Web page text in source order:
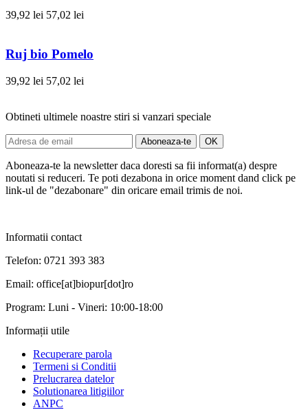
39,92 lei 57,02 lei
Ruj bio Pomelo
39,92 lei 57,02 lei
Obtineti ultimele noastre stiri si vanzari speciale
Aboneaza-te la newsletter daca doresti sa fii informat(a) despre
noutati si reduceri. Te poti dezabona in orice moment dand click pe
link-ul de "dezabonare" din oricare email trimis de noi.
Informatii contact
Telefon: 0721 393 383
Email: office[at]biopur[dot]ro
Program: Luni - Vineri: 10:00-18:00
Informații utile
Recuperare parola
Termeni si Conditii
Prelucrarea datelor
Solutionarea litigiilor
ANPC